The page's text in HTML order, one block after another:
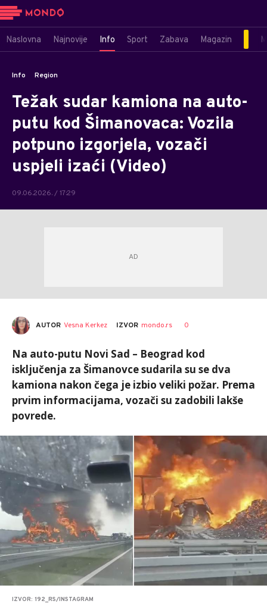
Naslovna Najnovije Info Sport Zabava Magazin
Info Region
Težak sudar kamiona na auto-
putu kod Šimanovaca: Vozila
potpuno izgorjela, vozači
uspjeli izaći (Video)
09.06.2026. / 17:29
AUTOR Vesna Kerkez IZVOR mondo.rs 0
Na auto-putu Novi Sad – Beograd kod
isključenja za Šimanovce sudarila su se dva
kamiona nakon čega je izbio veliki požar. Prema
prvim informacijama, vozači su zadobili lakše
povrede.
IZVOR: 192_RS/INSTAGRAM